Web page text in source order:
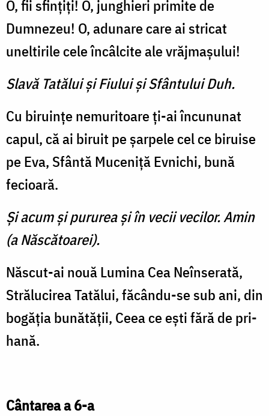
O, fii sfinţiţi! O, junghieri primite de
Dumnezeu! O, adu­nare care ai stricat
uneltirile cele încâlcite ale vrăjmaşului!
Slavă Tatălui şi Fiului şi Sfântului Duh.
Cu biruinţe nemuritoare ţi-ai încununat
capul, că ai biruit pe şarpele cel ce biruise
pe Eva, Sfântă Muceniţă Evnichi, bună
fecioară.
Şi acum şi pururea şi în vecii vecilor. Amin
(a Născătoarei).
Născut-ai nouă Lumina Cea Neînserată,
Strălucirea Tatălui, făcându-se sub ani, din
bogăţia bunătăţii, Ceea ce eşti fără de pri­
hană.
Cântarea a 6-a